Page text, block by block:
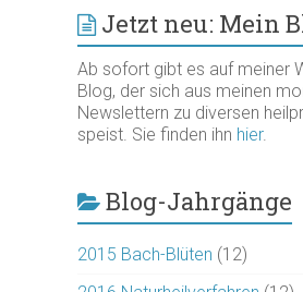
Jetzt neu: Mein
Ab sofort gibt es auf meiner
Blog, der sich aus meinen
Newslettern zu diversen
speist. Sie finden ihn hier.
Blog-Jahrgänge
2015 Bach-Blüten (12)